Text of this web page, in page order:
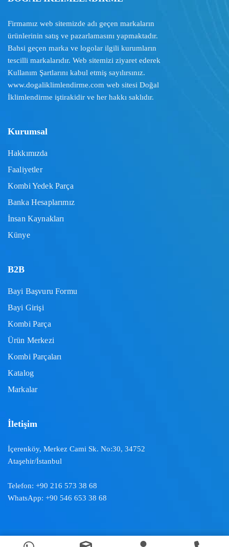
Firmamız web sitemizde adı geçen markaların
ürünlerinin satış ve pazarlamasını yapmaktadır.
Bahsi geçen marka ve logolar ilgili kurumların
tescilli markalarıdır. Web sitemizi ziyaret ederek
Kullanım Şartlarını kabul etmiş sayılırsınız.
www.dogaliklimlendirme.com web sitesi Doğal
İklimlendirme iştirakidir ve her hakkı saklıdır.
Kurumsal
Hakkımızda
Faaliyetler
Kombi Yedek Parça
Banka Hesaplarımız
İnsan Kaynakları
Künye
B2B
Bayi Başvuru Formu
Bayi Girişi
Kombi Parça
Ürün Merkezi
Kombi Parçaları
Katalog
Markalar
İletişim
İçerenköy, Merkez Cami Sk. No:30, 34752
Ataşehir/İstanbul
Telefon: +90 216 573 38 68
WhatsApp: +90 546 653 38 68